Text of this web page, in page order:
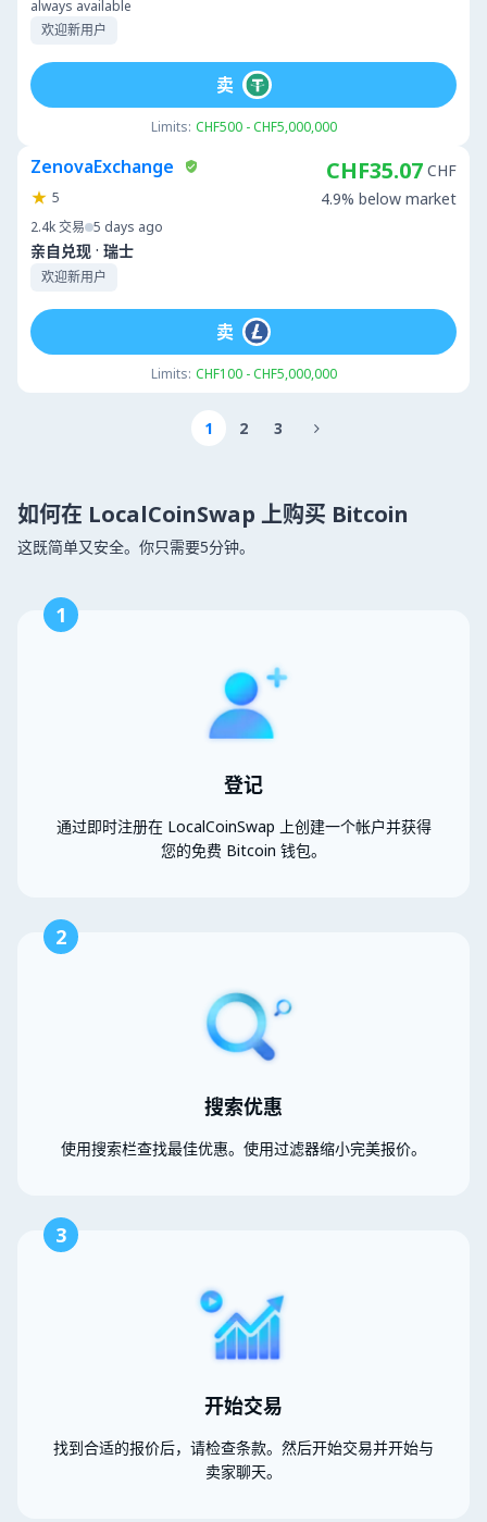
always available
欢迎新用户
Limits: CHF500 - CHF5,000,000
卖
ZenovaExchange
5
2.4k交易 5 days ago
亲自兑现 · 瑞士
欢迎新用户
CHF35.07 CHF
4.9% below market
Limits: CHF100 - CHF5,000,000
卖
1 2 3 
如何在 LocalCoinSwap 上购买 Bitcoin
这既简单又安全。你只需要5分钟。
1
登记
通过即时注册在 LocalCoinSwap 上创建一个帐户并获得
您的免费 Bitcoin 钱包。
2
搜索优惠
使用搜索栏查找最佳优惠。使用过滤器缩小完美报价。
3
开始交易
找到合适的报价后，请检查条款。然后开始交易并开始与
卖家聊天。